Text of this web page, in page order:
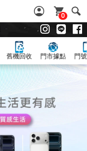
0
舊機回收 門市據點 門